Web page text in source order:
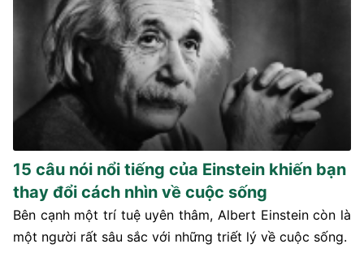
15 câu nói nổi tiếng của Einstein khiến bạn
thay đổi cách nhìn về cuộc sống
Bên cạnh một trí tuệ uyên thâm, Albert Einstein còn là
một người rất sâu sắc với những triết lý về cuộc sống.